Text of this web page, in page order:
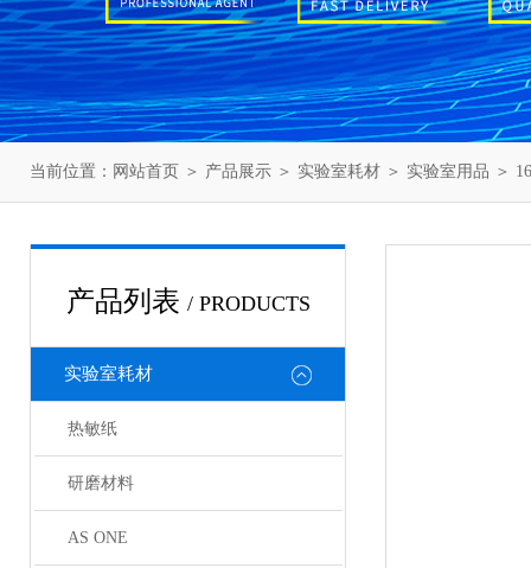
当前位置： 网站首页 ＞ 产品展示 ＞ 实验室耗材 ＞ 实验室用品 ＞
产品列表 / PRODUCTS
实验室耗材
热敏纸
研磨材料
AS ONE